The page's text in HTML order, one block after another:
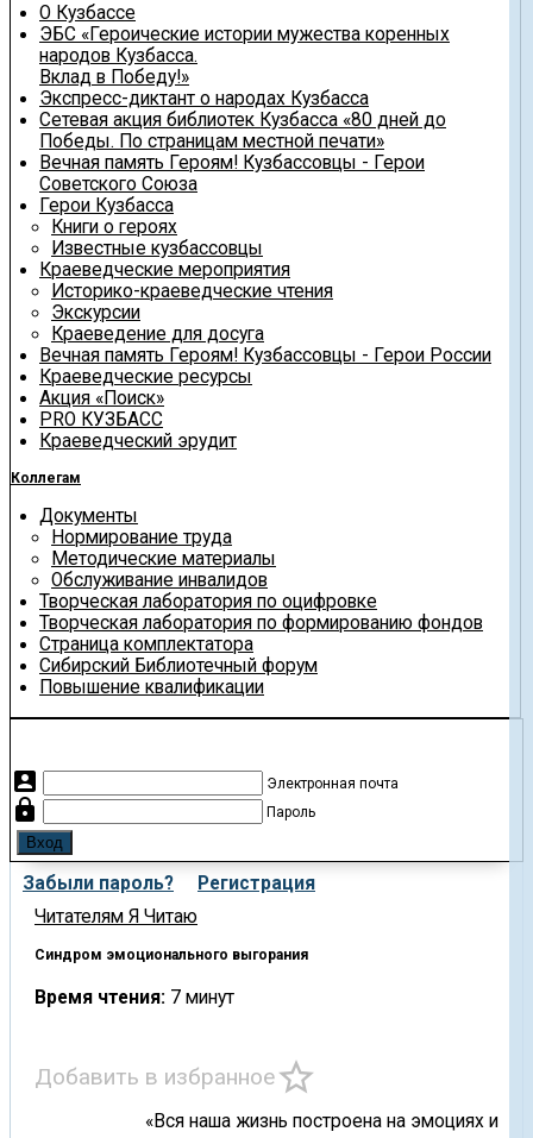
О Кузбассе
ЭБС «Героические истории мужества коренных
народов Кузбасса.
Вклад в Победу!»
Экспресс-диктант о народах Кузбасса
Сетевая акция библиотек Кузбасса «80 дней до
Победы. По страницам местной печати»
Вечная память Героям! Кузбассовцы - Герои
Советского Союза
Герои Кузбасса
Книги о героях
Известные кузбассовцы
Краеведческие мероприятия
Историко-краеведческие чтения
Экскурсии
Краеведение для досуга
Вечная память Героям! Кузбассовцы - Герои России
Краеведческие ресурсы
Акция «Поиск»
PRO КУЗБАСС
Краеведческий эрудит
Коллегам
Документы
Нормирование труда
Методические материалы
Обслуживание инвалидов
Творческая лаборатория по оцифровке
Творческая лаборатория по формированию фондов
Страница комплектатора
Сибирский Библиотечный форум
Повышение квалификации
account_box Электронная почта
lock Пароль
Забыли пароль?
Регистрация
Читателям Я Читаю
Синдром эмоционального выгорания
Время чтения: 7 минут
Добавить в избранноеstar_border
«Вся наша жизнь построена на эмоциях и